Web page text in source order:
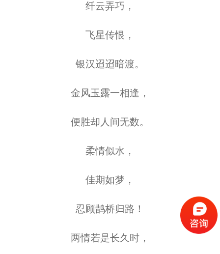
纤云弄巧，
飞星传恨，
银汉迢迢暗渡。
金风玉露一相逢，
便胜却人间无数。
柔情似水，
佳期如梦，
忍顾鹊桥归路！
两情若是长久时，